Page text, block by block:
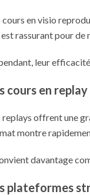
cours en visio
rassurant pour de
leur
cours en replay
replays offrent une
montre
davantage
plateformes